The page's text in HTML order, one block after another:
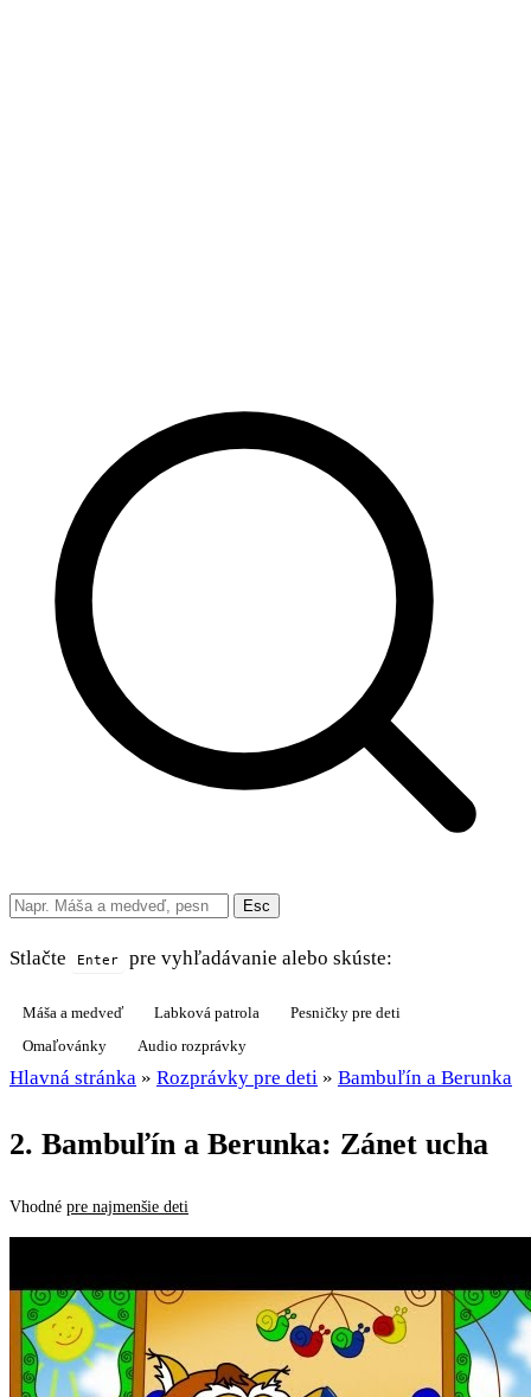
Esc
Stlačte Enter pre vyhľadávanie alebo skúste:
Máša a medveď Labková patrola
Pesničky pre deti
Omaľovánky
Audio rozprávky
Hlavná stránka » Rozprávky pre deti » Bambuľín a Berunka
2. Bambuľín a Berunka: Zánet ucha
Vhodné pre najmenšie deti